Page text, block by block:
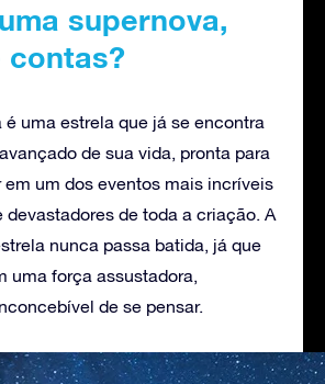
supernova,
contas?
é uma estrela que já se encontra
de sua vida, pronta para
em um dos eventos mais incríveis
devastadores de toda a criação. A
nunca passa batida, já que
uma força assustadora,
de se pensar.